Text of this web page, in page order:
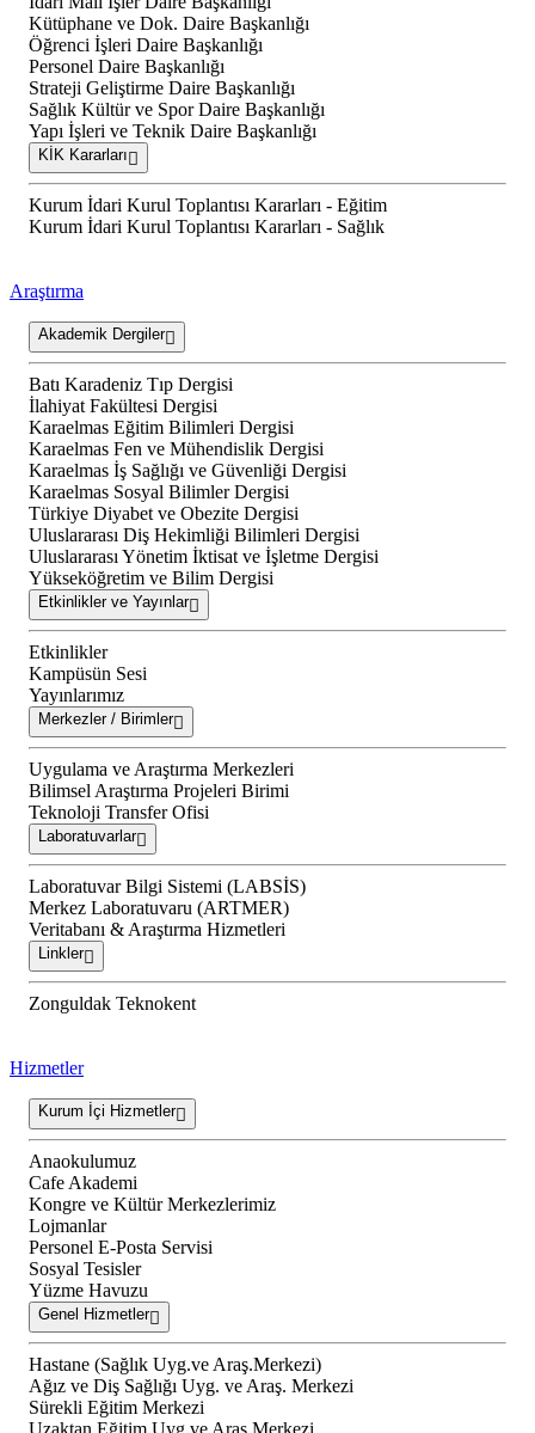
Kütüphane ve Dok. Daire Başkanlığı
Öğrenci İşleri Daire Başkanlığı
Personel Daire Başkanlığı
Strateji Geliştirme Daire Başkanlığı
Sağlık Kültür ve Spor Daire Başkanlığı
Yapı İşleri ve Teknik Daire Başkanlığı
KİK Kararları
Kurum İdari Kurul Toplantısı Kararları - Eğitim
Kurum İdari Kurul Toplantısı Kararları - Sağlık
Araştırma
Akademik Dergiler
Batı Karadeniz Tıp Dergisi
İlahiyat Fakültesi Dergisi
Karaelmas Eğitim Bilimleri Dergisi
Karaelmas Fen ve Mühendislik Dergisi
Karaelmas İş Sağlığı ve Güvenliği Dergisi
Karaelmas Sosyal Bilimler Dergisi
Türkiye Diyabet ve Obezite Dergisi
Uluslararası Diş Hekimliği Bilimleri Dergisi
Uluslararası Yönetim İktisat ve İşletme Dergisi
Yükseköğretim ve Bilim Dergisi
Etkinlikler ve Yayınlar
Etkinlikler
Kampüsün Sesi
Yayınlarımız
Merkezler / Birimler
Uygulama ve Araştırma Merkezleri
Bilimsel Araştırma Projeleri Birimi
Teknoloji Transfer Ofisi
Laboratuvarlar
Laboratuvar Bilgi Sistemi (LABSİS)
Merkez Laboratuvaru (ARTMER)
Veritabanı & Araştırma Hizmetleri
Linkler
Zonguldak Teknokent
Hizmetler
Kurum İçi Hizmetler
Anaokulumuz
Cafe Akademi
Kongre ve Kültür Merkezlerimiz
Lojmanlar
Personel E-Posta Servisi
Sosyal Tesisler
Yüzme Havuzu
Genel Hizmetler
Hastane (Sağlık Uyg.ve Araş.Merkezi)
Ağız ve Diş Sağlığı Uyg. ve Araş. Merkezi
Sürekli Eğitim Merkezi